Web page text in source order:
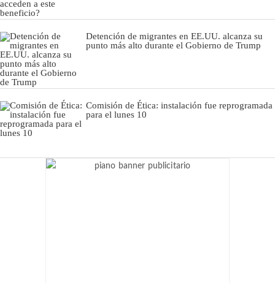
Detención de migrantes en EE.UU. alcanza su
punto más alto durante el Gobierno de Trump
Comisión de Ética: instalación fue reprogramada
para el lunes 10